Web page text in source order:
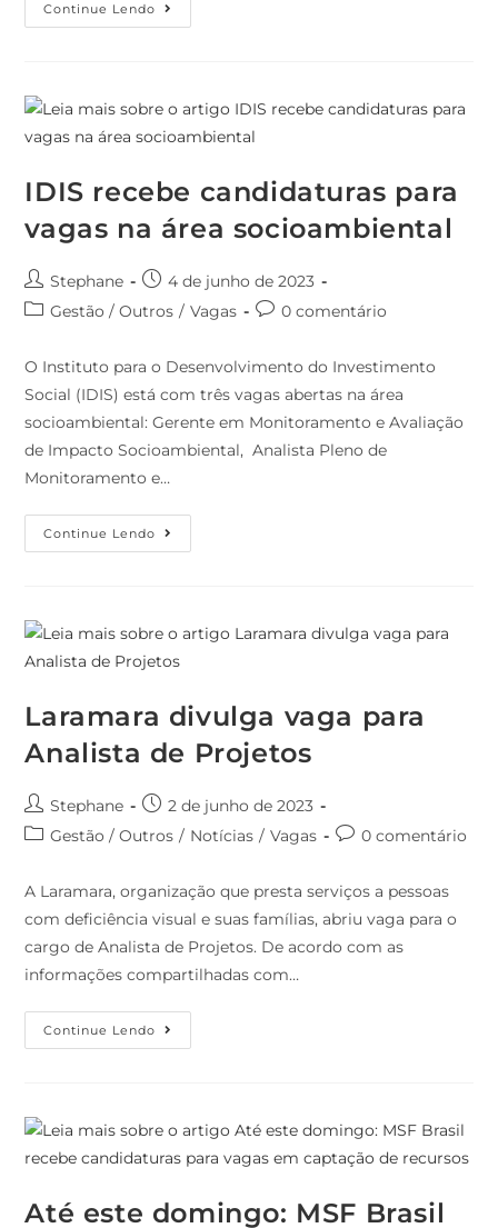
Continue Lendo
IDIS recebe candidaturas para
vagas na área socioambiental
Stephane
4 de junho de 2023
Gestão / Outros / Vagas 0 comentário
O Instituto para o Desenvolvimento do Investimento
Social (IDIS) está com três vagas abertas na área
socioambiental: Gerente em Monitoramento e Avaliação
de Impacto Socioambiental, Analista Pleno de
Monitoramento e…
Continue Lendo
Laramara divulga vaga para
Analista de Projetos
Stephane
2 de junho de 2023
Gestão / Outros / Notícias / Vagas 0 comentário
A Laramara, organização que presta serviços a pessoas
com deficiência visual e suas famílias, abriu vaga para o
cargo de Analista de Projetos. De acordo com as
informações compartilhadas com…
Continue Lendo
Até este domingo: MSF Brasil